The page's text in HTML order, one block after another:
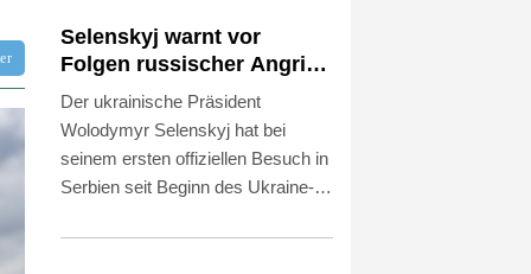
Selenskyj warnt vor
Folgen russischer Angriffe
- Vucic für Integrität der
Ukraine
Der ukrainische Präsident
Wolodymyr Selenskyj hat bei
seinem ersten offiziellen Besuch in
Serbien seit Beginn des Ukraine-
verstärkten russischen Angriffe für